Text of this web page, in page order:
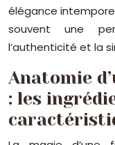
élégance
souvent une
l’authenticité et la
Anatomie
: les